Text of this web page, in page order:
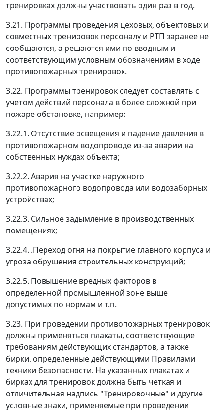
тренировках должны участвовать один раз в год.
3.21. Программы проведения цеховых, объектовых и
совместных тренировок персоналу и РТП заранее не
сообщаются, а решаются ими по вводным и
соответствующим условным обозначениям в ходе
противопожарных тренировок.
3.22. Программы тренировок следует составлять с
учетом действий персонала в более сложной при
пожаре обстановке, например:
3.22.1. Отсутствие освещения и падение давления в
противопожарном водопроводе из-за аварии на
собственных нуждах объекта;
3.22.2. Авария на участке наружного
противопожарного водопровода или водозаборных
устройствах;
3.22.3. Сильное задымление в производственных
помещениях;
3.22.4. .Переход огня на покрытие главного корпуса и
угроза обрушения строительных конструкций;
3.22.5. Повышение вредных факторов в
определенной промышленной зоне выше
допустимых по нормам и т.п.
3.23. При проведении противопожарных тренировок
должны применяться плакаты, соответствующие
требованиям действующих стандартов, а также
бирки, определенные действующими Правилами
техники безопасности. На указанных плакатах и
бирках для тренировок должна быть четкая и
отличительная надпись "Тренировочные" и другие
условные знаки, применяемые при проведении